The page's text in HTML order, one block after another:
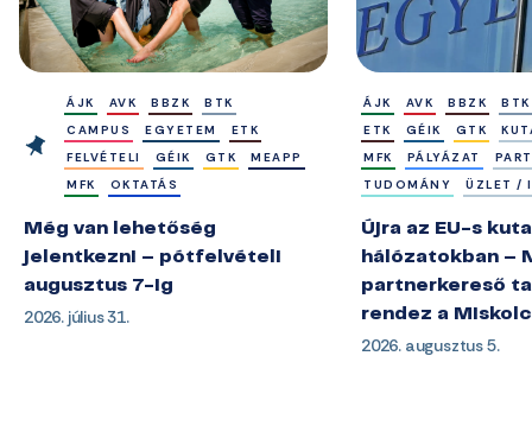
ÁJK AVK BBZK
BTK
CAMPUS
EGYETEM
ETK
FELVÉTELI
GÉIK GTK
MEAPP
MFK
OKTATÁS
Még van lehetőség
jelentkezni – pótfelvételi
augusztus 7-ig
2026. július 31.
ÁJK AVK BBZK
BTK
ETK
GÉIK GTK
MFK
PÁLYÁZAT
TUDOMÁNY
ÜZLET /
Újra az EU-s
hálózatokban –
partnerkereső
rendez a
2026. augusztus 5.